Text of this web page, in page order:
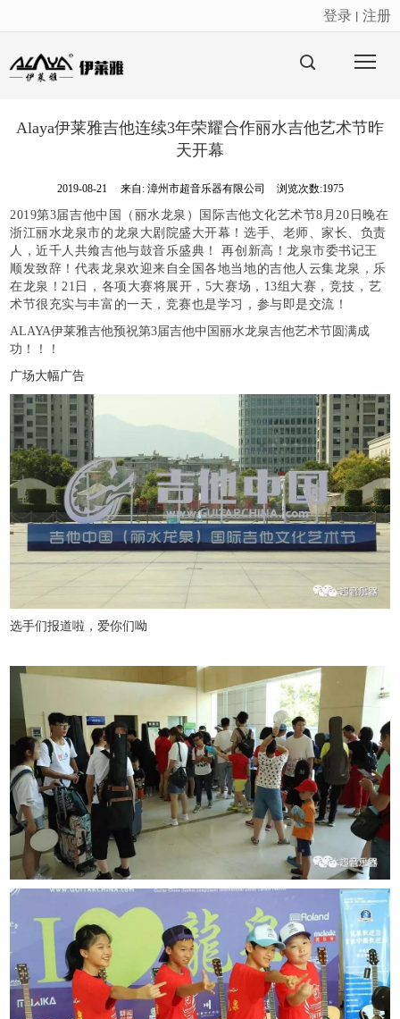
很遗憾，因您的浏览器版本过低导致无法获得最佳浏览体验，推荐下载安装谷歌浏览器！
登录 丨 注册
Alaya伊莱雅吉他连续3年荣耀合作丽水吉他艺术节昨
天开幕
2019-08-21 来自: 漳州市超音乐器有限公司 浏览次数:1975
2019第3届吉他中国（丽水龙泉）国际吉他文化艺术节8月20日晚在
浙江丽水龙泉市的龙泉大剧院盛大开幕！选手、老师、家长、负责
人，近千人共飨吉他与鼓音乐盛典！ 再创新高！龙泉市委书记王
顺发致辞！代表龙泉欢迎来自全国各地当地的吉他人云集龙泉，乐
在龙泉！21日，各项大赛将展开，5大赛场，13组大赛，竞技，艺
术节很充实与丰富的一天，竞赛也是学习，参与即是交流！
ALAYA伊莱雅吉他预祝第3届吉他中国丽水龙泉吉他艺术节圆满成
功！
！
！
广场大幅广告
选手们报道啦，爱你们呦